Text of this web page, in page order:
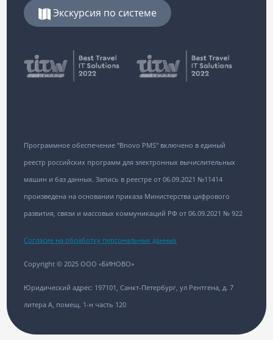
Экскурсия по системе
Программное обеспечение "Bnovo PMS" включено в единый
реестр российских программ для электронных вычислительных
машин и баз данных. Запись в реестре от 06.09.2021 №11414
произведена на основании приказа Министерства цифрового
развития, связи и массовых коммуникаций РФ от 06.09.2021 № 922
Согласие на обработку персональных данных
Copyright © 2025 ООО «БИНОВО»
Юридический адрес: 197101, Санкт-Петербург, ул Рентгена, д. 7
литера А, помещ. 1-н часть 120